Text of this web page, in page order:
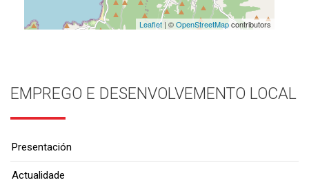
Leaflet| ©OpenStreetMapcontributors
EMPREGO E DESENVOLVEMENTO LOCAL
Presentación
Actualidade